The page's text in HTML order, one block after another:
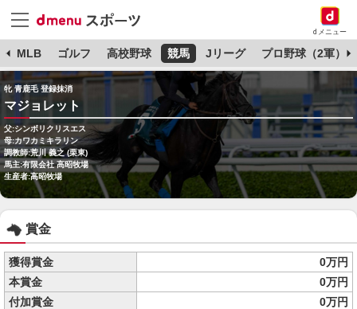
dメニュー
MLB ゴルフ 高校野球 競馬 Jリーグ プロ野球（2軍）
牝 青鹿毛 登録抹消
マジョレット
父:シンボリクリスエス
母:カワカミキラリン
調教師:荒川 義之 (栗東)
馬主:有限会社 高昭牧場
生産者:高昭牧場
賞金
獲得賞金
0万円
本賞金
0万円
付加賞金
0万円